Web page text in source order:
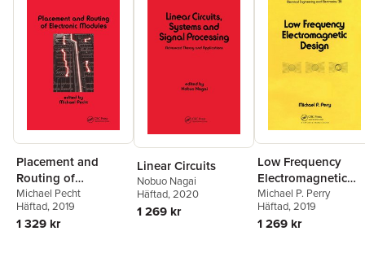
Placement and
Routing of
Electronic Modules
Michael Pecht
Häftad, 2019
1 329 kr
Linear Circuits
Nobuo Nagai
Häftad, 2020
1 269 kr
Low Frequency
Electromagnetic
Design
Michael P. Perry
Häftad, 2019
1 269 kr